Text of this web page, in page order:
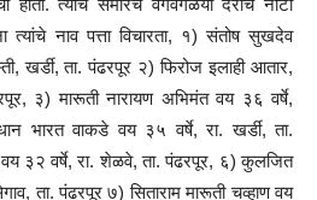
त्यांचे समोरच वेगवेगळया दराचे नोटा
त्यांचे नाव पत्ता विचारता, १) संतोष सुखदेव
खर्डी, ता. पंढरपूर २) फिरोज इलाही आतार,
३) मारूती नारायण अभिमंत वय ३६ वर्षे,
भारत वाकडे वय ३५ वर्षे, रा. खर्डी, ता.
३२ वर्षे, रा. शेळवे, ता. पंढरपूर, ६) कुलजित
ता. पंढरपूर ७) सिताराम मारूती चव्हाण वय